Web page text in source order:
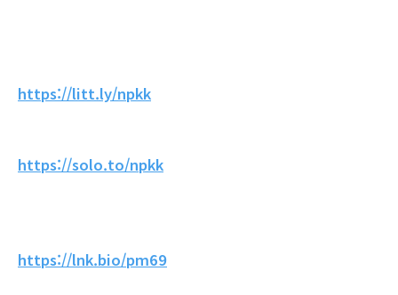
https://litt.ly/npkk
https://solo.to/npkk
https://lnk.bio/pm69